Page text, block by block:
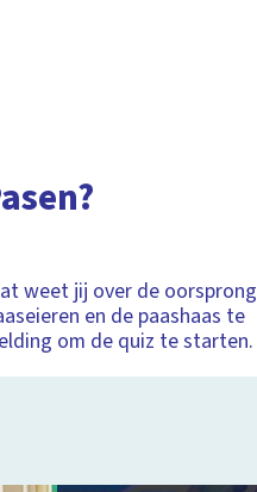
weet jij over de oorsprong
en de paashaas te
om de quiz te starten.